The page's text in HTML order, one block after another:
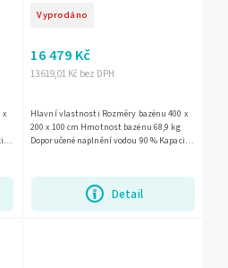
Vyprodáno
13 619,01 Kč bez DPH
16 479 Kč
Detail
Hlavní vlastnosti Rozměry bazénu 400 x
200 x 100 cm Hmotnost bazénu 68,9 kg
Doporučené naplnění vodou 90 % Kapacita